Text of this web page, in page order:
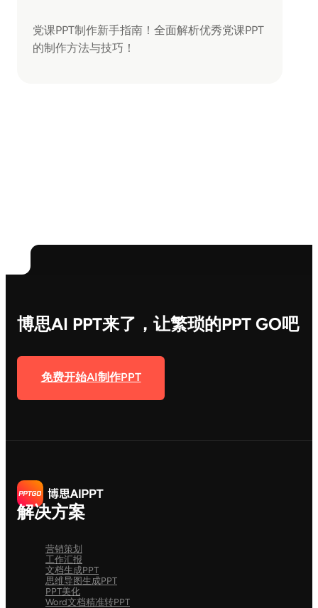
党课PPT制作新手指南！全面解析优秀党课PPT
的制作方法与技巧！
博思AI PPT来了，让繁琐的PPT GO吧
免费开始AI制作PPT
解决方案
营销策划
工作汇报
文档生成PPT
思维导图生成PPT
PPT美化
Word文档精准转PPT